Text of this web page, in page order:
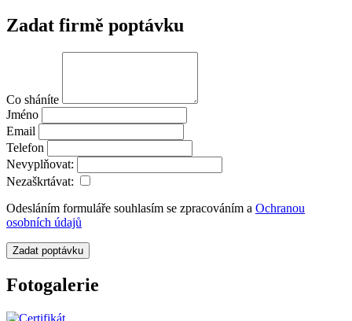
Zadat firmě poptávku
Co sháníte
Jméno
Email
Telefon
Nevyplňovat:
Nezaškrtávat:
Odesláním formuláře souhlasím se zpracováním a Ochranou
osobních údajů
Zadat poptávku
Fotogalerie